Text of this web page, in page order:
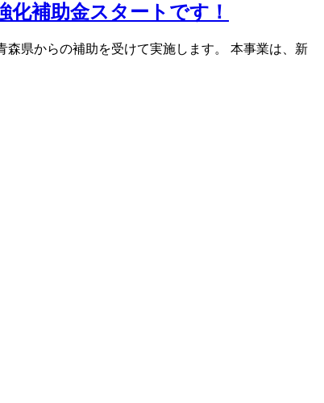
化補助金スタートです！
県からの補助を受けて実施します。 本事業は、新